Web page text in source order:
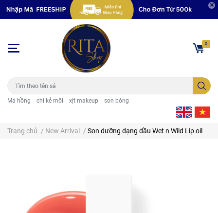
Má hồng chì kẻ môi xịt makeup son bóng
0
Trang chủ / New Arrival / Son dưỡng dạng dầu Wet n Wild Lip oil